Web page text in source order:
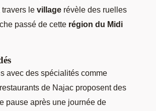
travers le village révèle des ruelles
passé de cette région du Midi
avec des spécialités comme
de Najac proposent des
pause après une journée de